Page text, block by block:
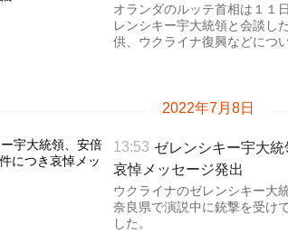
オランダのルッテ首相は１１
レンシキー宇大統領と会談し
供、ウクライナ復興などにつ
2022年7月8日
13:53 ゼレンシキー宇大
哀悼メッセージ発出
ウクライナのゼレンシキー大
奈良県で演説中に銃撃を受け
した。